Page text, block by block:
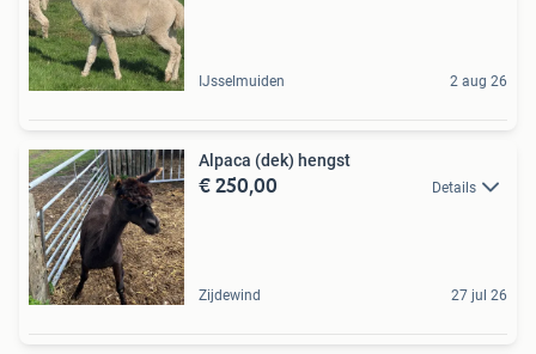
IJsselmuiden 2 aug 26
Alpaca (dek) hengst
€ 250,00 Details
Zijdewind 27 jul 26